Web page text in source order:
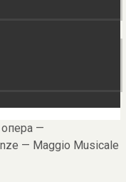
—
— Maggio Musicale